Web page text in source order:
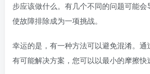
步应该做什么。有几个不同的问题可能会
使故障排除成为一项挑战。
幸运的是，有一种方法可以避免混淆。通
有可能解决方案，您可以以最小的摩擦快